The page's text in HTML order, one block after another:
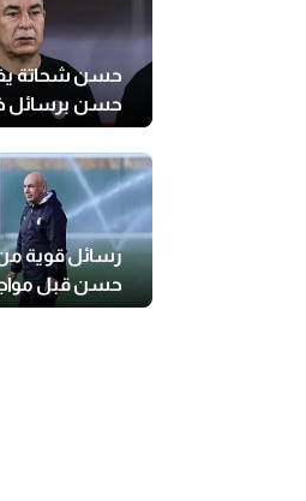
حسن شحاتة
حسن برسائل
رسائل قوية
حسن قبل